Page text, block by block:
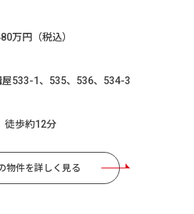
万円（税込）
533-1、535、536、534-3
歩約12分
物件を詳しく見る